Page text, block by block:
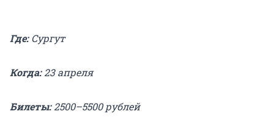
Где:Сургут
Когда:23 апреля
Билеты:2500–5500 рублей